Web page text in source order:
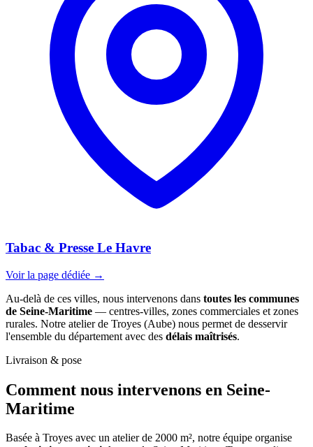
Tabac & Presse Le Havre
Voir la page dédiée →
Au-delà de ces villes, nous intervenons dans toutes les communes
de Seine-Maritime — centres-villes, zones commerciales et zones
rurales. Notre atelier de Troyes (Aube) nous permet de desservir
l'ensemble du département avec des délais maîtrisés.
Livraison & pose
Comment nous intervenons en Seine-
Maritime
Basée à Troyes avec un atelier de 2000 m², notre équipe organise